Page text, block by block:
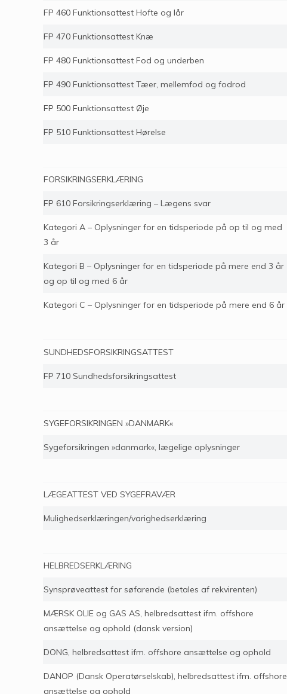
FP 460 Funktionsattest Hofte og lår
FP 470 Funktionsattest Knæ
FP 480 Funktionsattest Fod og underben
FP 490 Funktionsattest Tæer, mellemfod og fodrod
FP 500 Funktionsattest Øje
FP 510 Funktionsattest Hørelse
FORSIKRINGSERKLÆRING
FP 610 Forsikringserklæring – Lægens svar
Kategori A – Oplysninger for en tidsperiode på op til og med
3 år
Kategori B – Oplysninger for en tidsperiode på mere end 3 år
og op til og med 6 år
Kategori C – Oplysninger for en tidsperiode på mere end 6 år
SUNDHEDSFORSIKRINGSATTEST
FP 710 Sundhedsforsikringsattest
SYGEFORSIKRINGEN »DANMARK«
Sygeforsikringen »danmark«, lægelige oplysninger
LÆGEATTEST VED SYGEFRAVÆR
Mulighedserklæringen/varighedserklæring
HELBREDSERKLÆRING
Synsprøveattest for søfarende (betales af rekvirenten)
MÆRSK OLIE og GAS AS, helbredsattest ifm. offshore
ansættelse og ophold (dansk version)
DONG, helbredsattest ifm. offshore ansættelse og ophold
DANOP (Dansk Operatørselskab), helbredsattest ifm. offshore
ansættelse og ophold